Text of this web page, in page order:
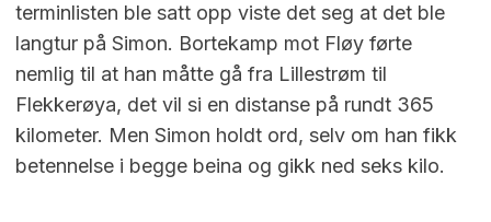
terminlisten ble satt opp viste det seg at det ble
langtur på Simon. Bortekamp mot Fløy førte
nemlig til at han måtte gå fra Lillestrøm til
Flekkerøya, det vil si en distanse på rundt 365
kilometer. Men Simon holdt ord, selv om han fikk
betennelse i begge beina og gikk ned seks kilo.